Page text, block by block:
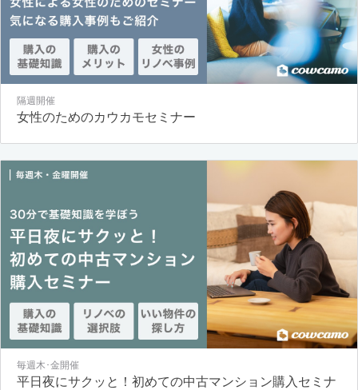
隔週開催
女性のためのカウカモセミナー
毎週木･金開催
平日夜にサクッと！初めての中古マンション購入セミナ